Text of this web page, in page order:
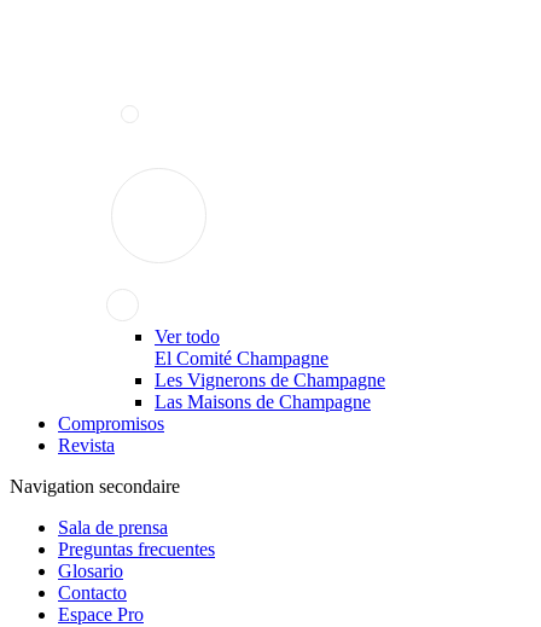
Ver todo
El Comité Champagne
Les Vignerons de Champagne
Las Maisons de Champagne
Compromisos
Revista
Navigation secondaire
Sala de prensa
Preguntas frecuentes
Glosario
Contacto
Espace Pro